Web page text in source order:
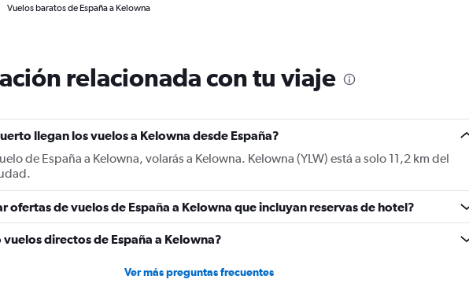
Vuelos baratos de España a Kelowna
relacionada con tu viaje
llegan los vuelos a Kelowna desde España?
de España a Kelowna, volarás a Kelowna. Kelowna (YLW) está a solo 11,2 km del
ofertas de vuelos de España a Kelowna que incluyan reservas de hotel?
vuelos directos de España a Kelowna?
Ver más preguntas frecuentes